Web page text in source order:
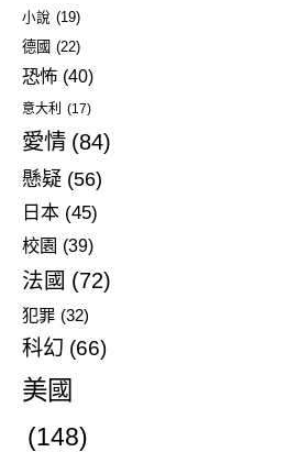
小說 (19)
德國 (22)
恐怖 (40)
意大利 (17)
愛情 (84)
懸疑 (56)
日本 (45)
校園 (39)
法國 (72)
犯罪 (32)
科幻 (66)
美國
(148)